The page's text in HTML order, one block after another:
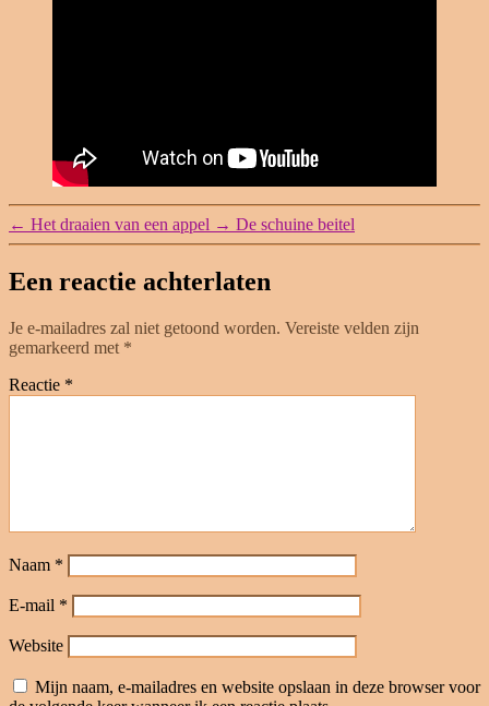
← Het draaien van een appel → De schuine beitel
Een reactie achterlaten
Je e-mailadres zal niet getoond worden. Vereiste velden zijn
gemarkeerd met *
Reactie *
Naam *
E-mail *
Website
Mijn naam, e-mailadres en website opslaan in deze browser voor